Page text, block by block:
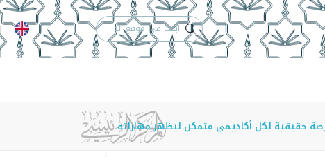
الدعم الفنيالتقويم الجامعي
حقيقية لكل أكاديمي متمكن ليظهر مهاراته